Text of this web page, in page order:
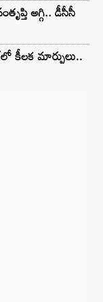
అగ్గి.. డీసీసీ
కీలక మార్పులు..